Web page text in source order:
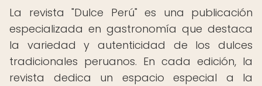
La revista "Dulce Perú" es una publicación
especializada en gastronomía que destaca
la variedad y autenticidad de los dulces
tradicionales peruanos. En cada edición, la
revista dedica un espacio especial a la